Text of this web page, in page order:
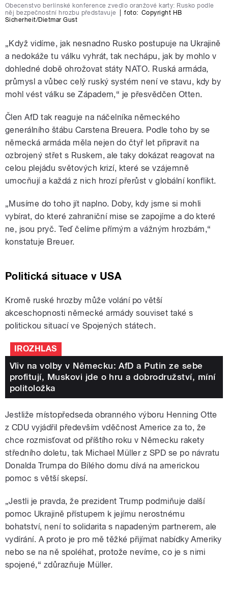
Obecenstvo berlínské konference zvedlo oranžové karty: Rusko podle
něj bezpečnostní hrozbu představuje
foto: Copyright HB
Sicherheit/Dietmar Gust
„Když vidíme, jak nesnadno Rusko postupuje na Ukrajině
a nedokáže tu válku vyhrát, tak nechápu, jak by mohlo v
dohledné době ohrožovat státy NATO. Ruská armáda,
průmysl a vůbec celý ruský systém není ve stavu, kdy by
mohl vést válku se Západem,“ je přesvědčen Otten.
Člen AfD tak reaguje na náčelníka německého
generálního štábu Carstena Breuera. Podle toho by se
německá armáda měla nejen do čtyř let připravit na
ozbrojený střet s Ruskem, ale taky dokázat reagovat na
celou plejádu světových krizí, které se vzájemně
umocňují a každá z nich hrozí přerůst v globální konflikt.
„Musíme do toho jít naplno. Doby, kdy jsme si mohli
vybírat, do které zahraniční mise se zapojíme a do které
ne, jsou pryč. Teď čelíme přímým a vážným hrozbám,“
konstatuje Breuer.
Politická situace v USA
Kromě ruské hrozby může volání po větší
akceschopnosti německé armády souviset také s
politickou situací ve Spojených státech.
IROZHLAS
Vliv na volby v Německu: AfD a Putin ze sebe
profitují, Muskovi jde o hru a dobrodružství, míní
politoložka
Jestliže místopředseda obranného výboru Henning Otte
z CDU vyjádřil především vděčnost Americe za to, že
chce rozmisťovat od příštího roku v Německu rakety
středního doletu, tak Michael Müller z SPD se po návratu
Donalda Trumpa do Bílého domu dívá na americkou
pomoc s větší skepsí.
„Jestli je pravda, že prezident Trump podmiňuje další
pomoc Ukrajině přístupem k jejímu nerostnému
bohatství, není to solidarita s napadeným partnerem, ale
vydírání. A proto je pro mě těžké přijímat nabídky Ameriky
nebo se na ně spoléhat, protože nevíme, co je s nimi
spojené,“ zdůrazňuje Müller.